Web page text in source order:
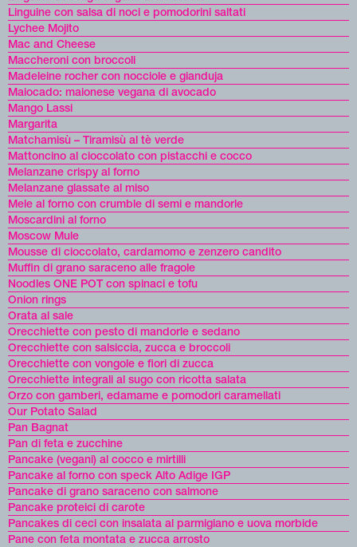
Linguine con salsa di noci e pomodorini saltati
Lychee Mojito
Mac and Cheese
Maccheroni con broccoli
Madeleine rocher con nocciole e gianduja
Maiocado: maionese vegana di avocado
Mango Lassi
Margarita
Matchamisù – Tiramisù al tè verde
Mattoncino al cioccolato con pistacchi e cocco
Melanzane crispy al forno
Melanzane glassate al miso
Mele al forno con crumble di semi e mandorle
Moscardini al forno
Moscow Mule
Mousse di cioccolato, cardamomo e zenzero candito
Muffin di grano saraceno alle fragole
Noodles ONE POT con spinaci e tofu
Onion rings
Orata al sale
Orecchiette con pesto di mandorle e sedano
Orecchiette con salsiccia, zucca e broccoli
Orecchiette con vongole e fiori di zucca
Orecchiette integrali al sugo con ricotta salata
Orzo con gamberi, edamame e pomodori caramellati
Our Potato Salad
Pan Bagnat
Pan di feta e zucchine
Pancake (vegani) al cocco e mirtilli
Pancake al forno con speck Alto Adige IGP
Pancake di grano saraceno con salmone
Pancake proteici di carote
Pancakes di ceci con insalata al parmigiano e uova morbide
Pane con feta montata e zucca arrosto